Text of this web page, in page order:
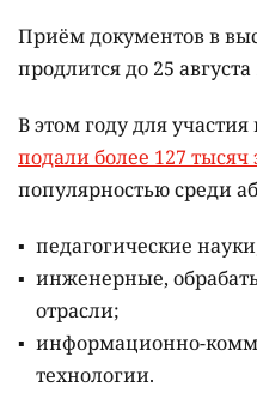
Приём документов в
продлится до 25 августа
В этом году для
подали более 127 тысяч
популярностью среди
педагогические
инженерные,
отрасли;
информационно-
технологии.